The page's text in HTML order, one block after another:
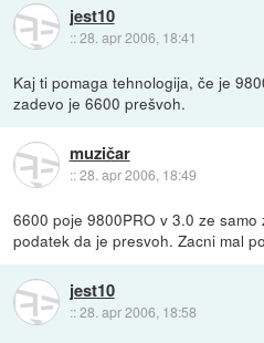
jest10
::28. apr 2006, 18:41
Kaj ti pomaga tehnologija, če je
zadevo je 6600 prešvoh.
muzičar
::28. apr 2006, 18:49
6600 poje 9800PRO v 3.0 ze
podatek da je presvoh. Zacni mal
jest10
::28. apr 2006, 18:58